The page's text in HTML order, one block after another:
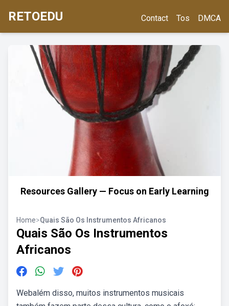
RETOEDU Contact Tos DMCA
Resources Gallery — Focus on Early Learning
Home>Quais São Os Instrumentos Africanos
Quais São Os Instrumentos
Africanos
Webalém disso, muitos instrumentos musicais